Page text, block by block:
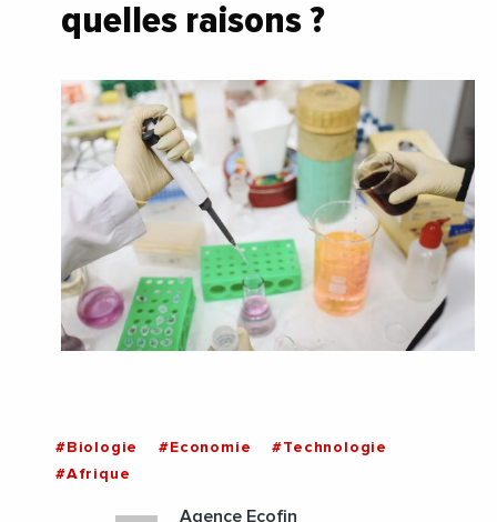
quelles raisons ?
#Biologie #Economie
#Technologie
#Afrique
Agence Ecofin